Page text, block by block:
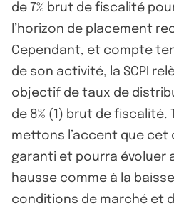
de 7% brut de fiscalité
l’horizon de placement
Cependant, et compte
de son activité, la SCPI
objectif de taux de
de 8% (1) brut de
mettons l’accent que cet
garanti et pourra évoluer
hausse comme à la
conditions de marché et